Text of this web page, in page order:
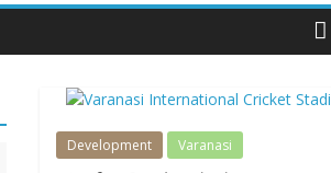
Development Varanasi